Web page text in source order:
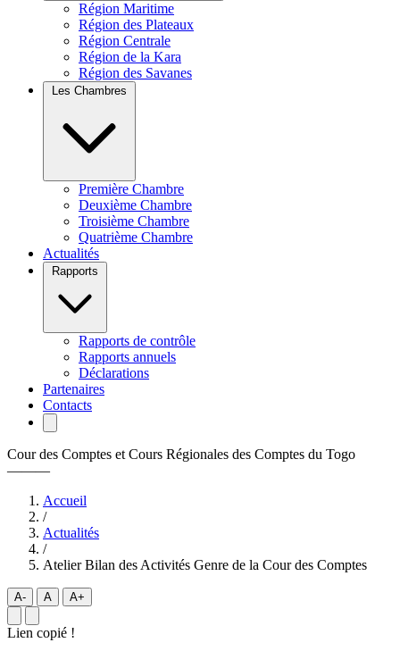
Région Maritime
Région des Plateaux
Région Centrale
Région de la Kara
Région des Savanes
Première Chambre
Deuxième Chambre
Troisième Chambre
Quatrième Chambre
Actualités
Rapports de contrôle
Rapports annuels
Déclarations
Partenaires
Contacts
Cour des Comptes et Cours Régionales des Comptes du Togo
———
Accueil
/
Actualités
/
Atelier Bilan des Activités Genre de la Cour des Comptes
A- A A+
Lien copié !